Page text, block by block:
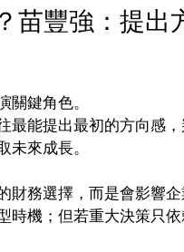
苗豐強：提出
關鍵角色。
最能提出最初的方向感
未來成長。
財務選擇，而是會影響
時機；但若重大決策只